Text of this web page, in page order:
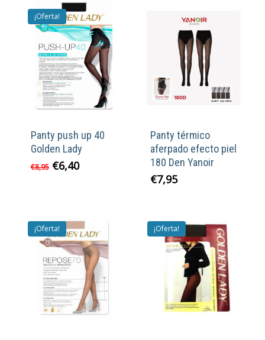
¡Oferta!
Panty push up 40
Golden Lady
€8,95 El
€6,40El
Panty térmico
aferpado efecto piel
180 Den Yanoir
€7,95
¡Oferta! ¡Oferta!